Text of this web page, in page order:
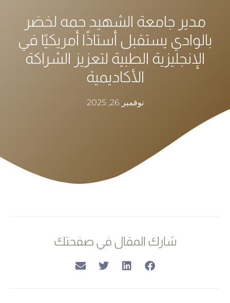
مدير جامعة الشهيد حمه لخضر
بالوادي يستقبل أستاذًا أمريكيًا في
الإنجليزية الطبية لتعزيز الشراكة
الأكاديمية
نوفمبر 26, 2025
شارك المقال في صفحتك